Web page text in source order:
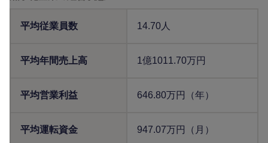
平均従業員数 14.70人
平均年間売上高 1億1011.70万円
平均営業利益 646.80万円（年）
平均運転資金 947.07万円（月）